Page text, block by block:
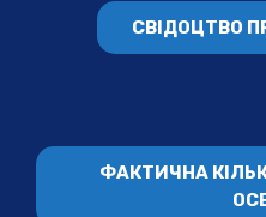
СВІДОЦТВО
ФАКТИЧНА